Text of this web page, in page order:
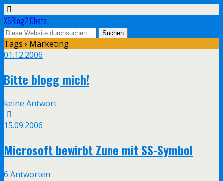
XSBlog2.0beta
Tags › Marketing
01.12.2006
Bitte blogg mich!
keine Antwort
15.09.2006
Microsoft bewirbt Zune mit SS-Symbol
6 Antworten